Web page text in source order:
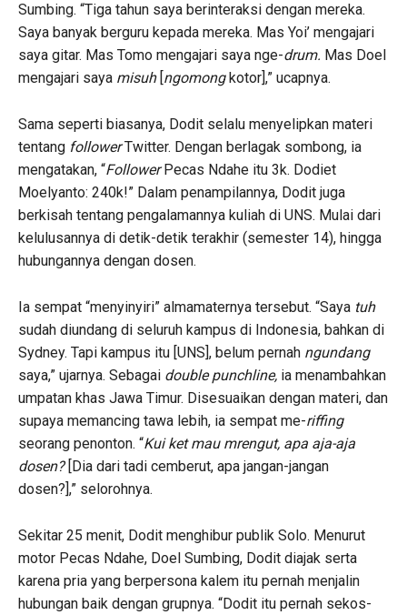
Sumbing. “Tiga tahun saya berinteraksi dengan mereka.
Saya banyak berguru kepada mereka. Mas Yoi’ mengajari
saya gitar. Mas Tomo mengajari saya nge-drum. Mas Doel
mengajari saya misuh [ngomongkotor],” ucapnya.
Sama seperti biasanya, Dodit selalu menyelipkan materi
tentang followerTwitter. Dengan berlagak sombong, ia
mengatakan, “FollowerPecas Ndahe itu 3k. Dodiet
Moelyanto: 240k!” Dalam penampilannya, Dodit juga
berkisah tentang pengalamannya kuliah di UNS. Mulai dari
kelulusannya di detik-detik terakhir (semester 14), hingga
hubungannya dengan dosen.
Ia sempat “menyinyiri” almamaternya tersebut. “Saya tuh
sudah diundang di seluruh kampus di Indonesia, bahkan di
Sydney. Tapi kampus itu [UNS], belum pernah ngundang
saya,” ujarnya. Sebagai double punchline, ia menambahkan
umpatan khas Jawa Timur. Disesuaikan dengan materi, dan
supaya memancing tawa lebih, ia sempat me-riffing
seorang penonton. “Kui ket mau mrengut, apa aja-aja
dosen? [Dia dari tadi cemberut, apa jangan-jangan
dosen?],” selorohnya.
Sekitar 25 menit, Dodit menghibur publik Solo. Menurut
motor Pecas Ndahe, Doel Sumbing, Dodit diajak serta
karena pria yang berpersona kalem itu pernah menjalin
hubungan baik dengan grupnya. “Dodit itu pernah sekos-